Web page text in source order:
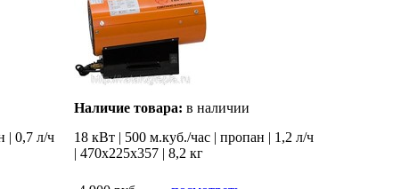
| 0,7 л/ч
Наличие товара: в наличии
18 кВт | 500 м.куб./час | пропан | 1,2 л/ч
| 470х225х357 | 8,2 кг